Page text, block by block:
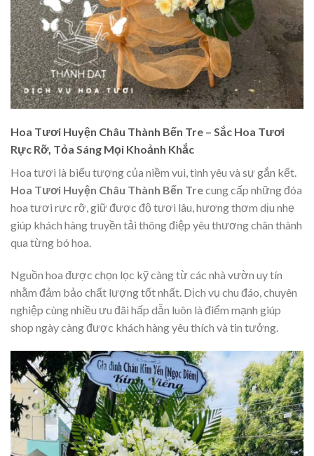
Hoa Tươi Huyện Châu Thành Bến Tre – Sắc Hoa Tươi
Rực Rỡ, Tỏa Sáng Mọi Khoảnh Khắc
Hoa tươi là biểu tượng của niềm vui, tình yêu và sự gắn kết.
Hoa Tươi Huyện Châu Thành Bến Trecung cấp những đóa
hoa tươi rực rỡ, giữ được độ tươi lâu, hương thơm dịu nhẹ
giúp khách hàng truyền tải thông điệp yêu thương chân thành
qua từng bó hoa.
Nguồn hoa được chọn lọc kỹ càng từ các nhà vườn uy tín
nhằm đảm bảo chất lượng tốt nhất. Dịch vụ chu đáo, chuyên
nghiệp cùng nhiều ưu đãi hấp dẫn luôn là điểm mạnh giúp
shop ngày càng được khách hàng yêu thích và tin tưởng.